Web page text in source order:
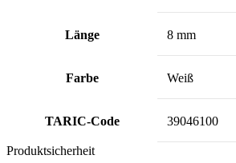
Länge 8 mm
Farbe Weiß
TARIC-Code 39046100
Produktsicherheit